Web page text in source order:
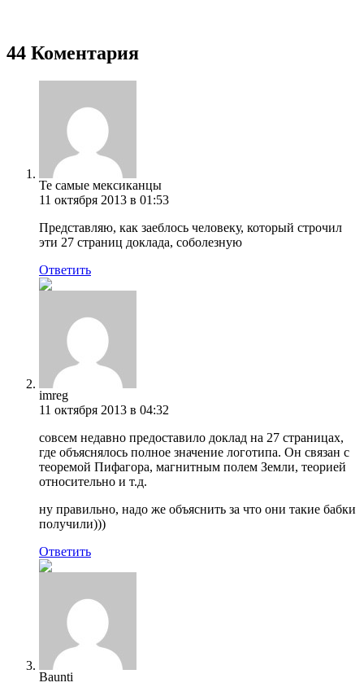
44 Коментария
Те самые мексиканцы
11 октября 2013 в 01:53
Представляю, как заеблось человеку, который строчил
эти 27 страниц доклада, соболезную
Ответить
imreg
11 октября 2013 в 04:32
совсем недавно предоставило доклад на 27 страницах,
где объяснялось полное значение логотипа. Он связан с
теоремой Пифагора, магнитным полем Земли, теорией
относительно и т.д.
ну правильно, надо же объяснить за что они такие бабки
получили)))
Ответить
Baunti